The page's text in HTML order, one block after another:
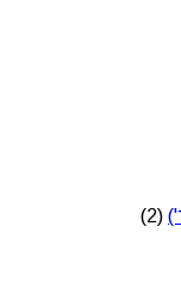
(2)